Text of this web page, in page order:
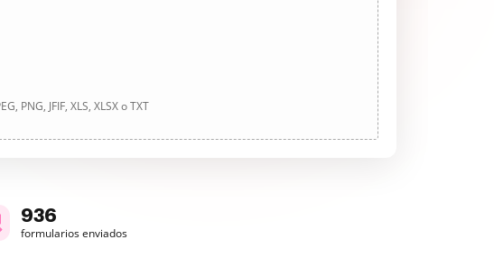
PNG, JFIF, XLS, XLSX o TXT
936
formularios enviados